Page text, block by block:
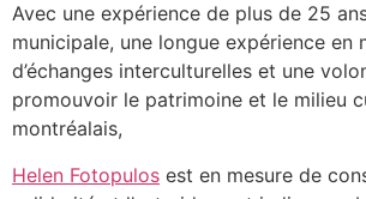
Avec une expérience de plus de 25
municipale, une longue expérience en
d’échanges interculturelles et une
promouvoir le patrimoine et le milieu
montréalais,
Helen Fotopulos est en mesure de